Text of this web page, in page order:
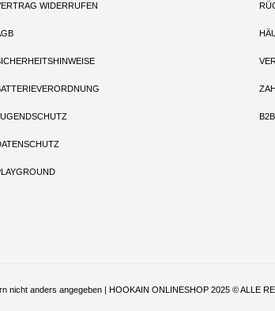
WIDERRUFEN
nicht anders angegeben | HOOKAIN ONLINESHOP 2025 © ALLE